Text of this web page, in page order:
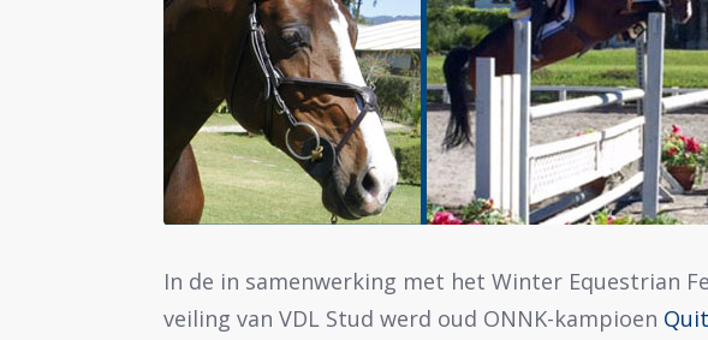
In de in samenwerking met het Winter Equestrian
veiling van VDL Stud werd oud ONNK-kampioen